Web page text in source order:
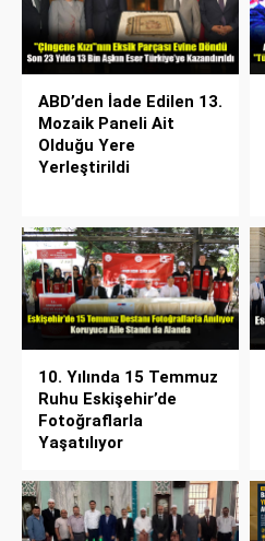
ABD’den İade Edilen 13.
Mozaik Paneli Ait
Olduğu Yere
Yerleştirildi
10. Yılında 15 Temmuz
Ruhu Eskişehir’de
Fotoğraflarla
Yaşatılıyor